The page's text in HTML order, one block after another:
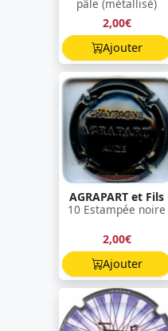
pâle (métallisé)
2,00€
Ajouter
AGRAPART et Fils
10 Estampée noire
2,00€
Ajouter